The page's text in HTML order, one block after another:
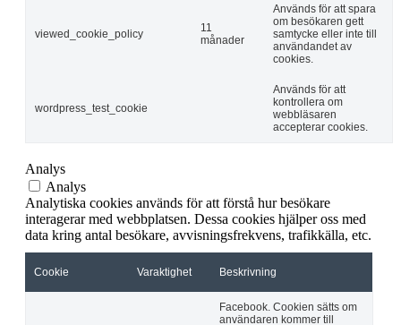
viewed_cookie_policy
11
månader
Används för att spara
om besökaren gett
samtycke eller inte till
användandet av
cookies.
wordpress_test_cookie
Används för att
kontrollera om
webbläsaren
accepterar cookies.
Analys
Analys
Analytiska cookies används för att förstå hur besökare
interagerar med webbplatsen. Dessa cookies hjälper oss med
data kring antal besökare, avvisningsfrekvens, trafikkälla, etc.
Cookie Varaktighet Beskrivning
Facebook. Cookien sätts om
användaren kommer till